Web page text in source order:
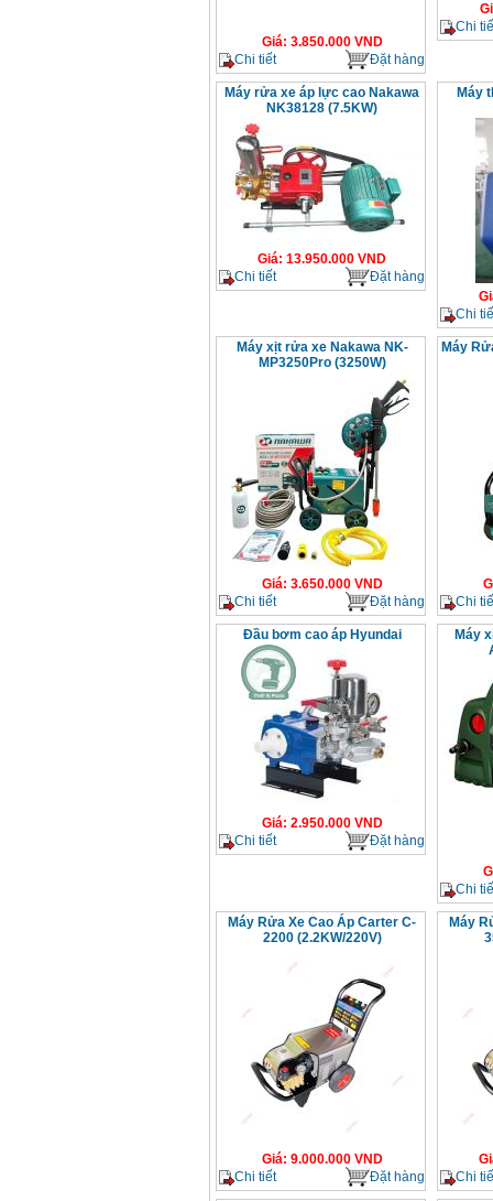
Giá: 3.850.000VND
Chi tiết
Đặt hàng
Chi
Máy rửa xe áp lực cao Nakawa
NK38128 (7.5KW)
Giá: 13.950.000 VND
Chi tiết
Đặt hàng
Máy
Chi
Máy xịt rửa xe Nakawa NK-
MP3250Pro (3250W)
Giá: 3.650.000VND
Chi tiết
Đặt hàng
Máy
Chi
Đầu bơm cao áp Hyundai
Giá: 2.950.000VND
Chi tiết
Đặt hàng
Máy
Chi
Máy Rửa Xe Cao Áp Carter C-
2200 (2.2KW/220V)
Giá: 9.000.000VND
Chi tiết
Đặt hàng
Máy
Chi